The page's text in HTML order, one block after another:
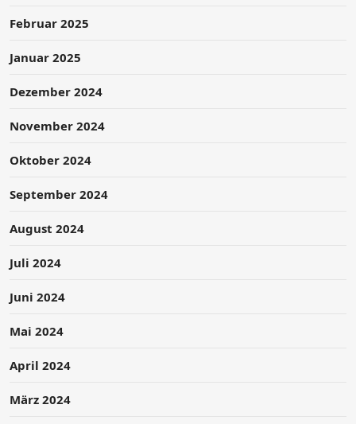
Februar 2025
Januar 2025
Dezember 2024
November 2024
Oktober 2024
September 2024
August 2024
Juli 2024
Juni 2024
Mai 2024
April 2024
März 2024